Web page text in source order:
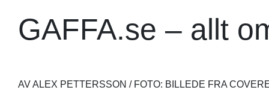
GAFFA.se – allt
AV ALEX PETTERSSON / FOTO: BILLEDE FRA